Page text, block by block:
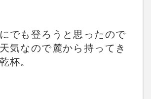
でも登ろうと思ったので
気なので麓から持ってき
杯。